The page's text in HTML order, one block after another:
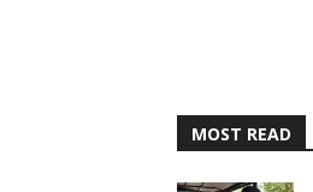
MOST READ